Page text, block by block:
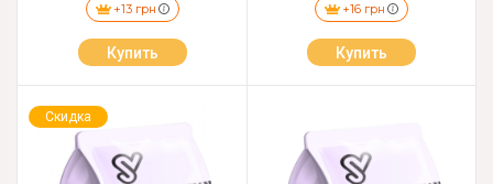
+13 грн
Купить
+16 грн
Купить
Скидка